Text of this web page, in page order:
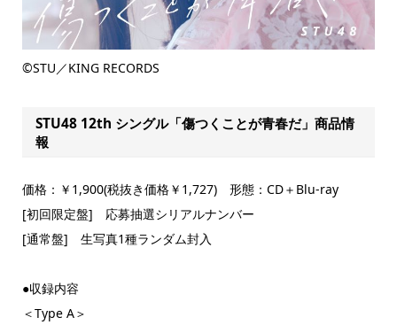
©STU／KING RECORDS
STU48 12th シングル「傷つくことが青春だ」商品情
報
価格：￥1,900(税抜き価格￥1,727) 形態：CD＋Blu-ray
[初回限定盤] 応募抽選シリアルナンバー
[通常盤] 生写真1種ランダム封入
●収録内容
＜Type A＞